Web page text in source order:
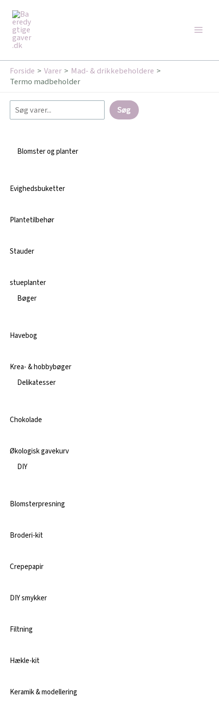
indholdet
Forside Varer
Mad- & drikkebeholdere
Termo madbeholder
Søg
Søg
Blomster og planter
Evighedsbuketter
Plantetilbehør
Stauder
stueplanter
Bøger
Havebog
Krea- & hobbybøger
Delikatesser
Chokolade
Økologisk gavekurv
DIY
Blomsterpresning
Broderi-kit
Crepepapir
DIY smykker
Filtning
Hækle-kit
Keramik & modellering